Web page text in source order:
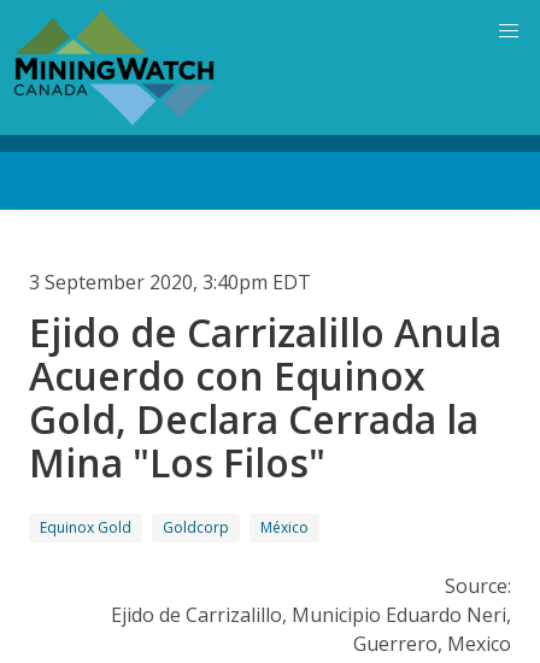
main
content
3 September 2020, 3:40pm EDT
Ejido de Carrizalillo Anula
Acuerdo con Equinox
Gold, Declara Cerrada la
Mina "Los Filos"
Equinox Gold Goldcorp México
Source:
Ejido de Carrizalillo, Municipio Eduardo Neri,
Guerrero, Mexico